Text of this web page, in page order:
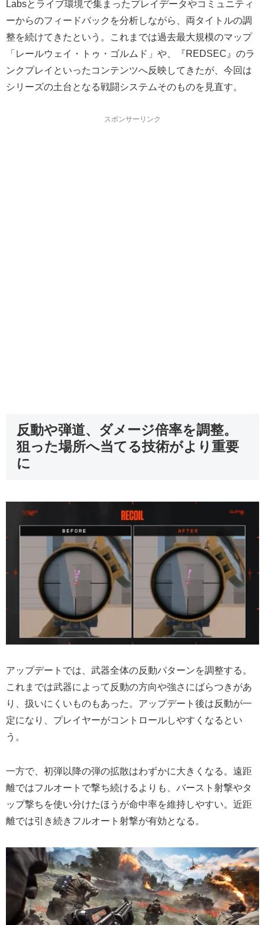
Labsとライブ環境で集まったプレイデータやコミュニティ
ーからのフィードバックを分析しながら、両タイトルの調
整を続けてきたという。これまでは過去最大規模のマップ
「レールウェイ・トゥ・ゴルムド」や、『REDSEC』のラ
ンクプレイといったコンテンツへ反映してきたが、今回は
シリーズの土台となる戦闘システムそのものを見直す。
スポンサーリンク
反動や弾道、ダメージ倍率を調整。
狙った場所へ当てる技術がより重要
に
アップデートでは、武器全体の反動パターンを調整する。
これまでは武器によって反動の方向や強さにばらつきがあ
り、扱いにくいものもあった。アップデート後は反動が一
定になり、プレイヤーがコントロールしやすくなるとい
う。
一方で、初弾以降の弾の拡散はわずかに大きくなる。遠距
離ではフルオートで撃ち続けるよりも、バースト射撃やタ
ップ撃ちを使い分けたほうが命中率を維持しやすい。近距
離では引き続きフルオート射撃が有効となる。